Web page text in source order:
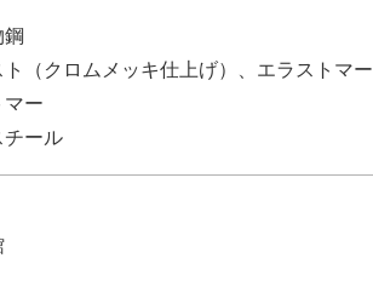
ト（クロムメッキ仕上げ）、エラストマー
マー
チール